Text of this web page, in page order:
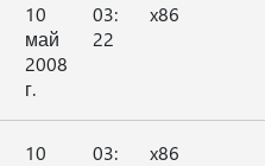
10
май
2008
г.
03:
22
x86
10
03:
x86